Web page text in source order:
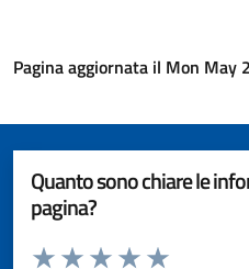
Pagina aggiornata il Mon May
Quanto sono chiare le
pagina?
Valuta da 1 a 5 stelle la pagina